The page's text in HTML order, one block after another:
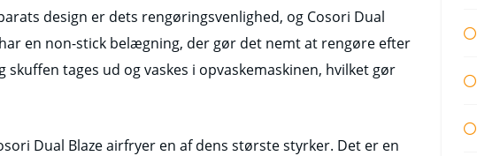
design er dets rengøringsvenlighed, og Cosori Dual
en non-stick belægning, der gør det nemt at rengøre efter
tages ud og vaskes i opvaskemaskinen, hvilket gør
Dual Blaze airfryer en af dens største styrker. Det er en